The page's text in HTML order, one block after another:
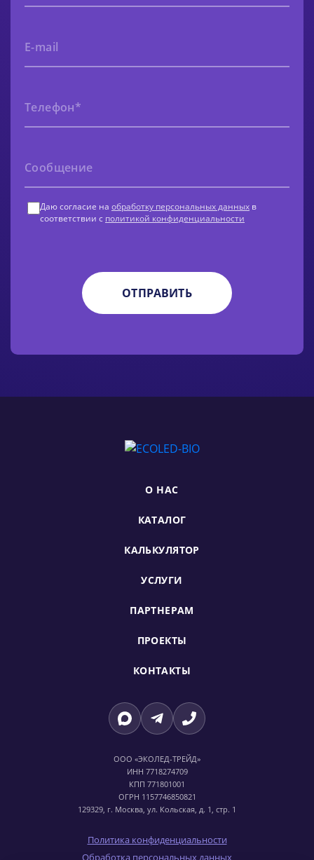
Даю согласие на обработку персональных данных в
соответствии с политикой конфиденциальности
О НАС
КАТАЛОГ
КАЛЬКУЛЯТОР
УСЛУГИ
ПАРТНЕРАМ
ПРОЕКТЫ
КОНТАКТЫ
ООО «ЭКОЛЕД-ТРЕЙД»
ИНН 7718274709
КПП 771801001
ОГРН 1157746850821
129329, г. Москва, ул. Кольская, д. 1, стр. 1
Политика конфиденциальности
Обработка персональных данных